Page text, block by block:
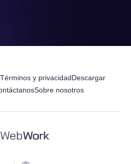
Términos y privacidadDescargar
Sobre nosotros